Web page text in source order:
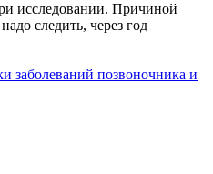
исследовании. Причиной
следить, через год
заболеваний позвоночника и